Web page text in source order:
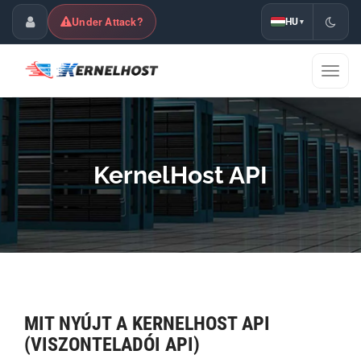
ÜgyfélközpontUnder Attack? HU ▾
KernelHost API
MIT NYÚJT A KERNELHOST API
(VISZONTELADÓI API)